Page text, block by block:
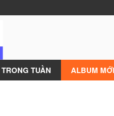
TUẦN ALBUM MỚI